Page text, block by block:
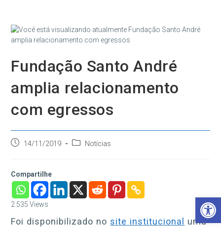
Barra de Ferramentas Aberta
conteúdo
Fundação Santo André
amplia relacionamento
com egressos
Post14/11/2019
Categoria
Notícias
Compartilhe
2.535 Views
Foi disponibilizado no site institucional
uma